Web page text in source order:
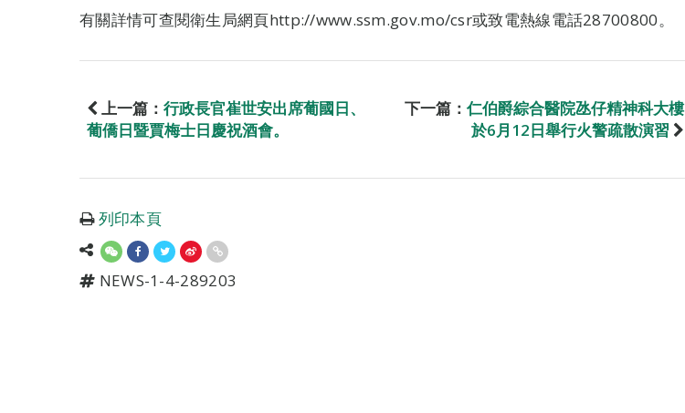
有關詳情可查閱衛生局網頁http://www.ssm.gov.mo/csr或致電熱線電話28700800。
上一篇： 行政長官崔世安出席葡國日、
葡僑日暨賈梅士日慶祝酒會。
下一篇：仁伯爵綜合醫院氹仔精神科大樓
於6月12日舉行火警疏散演習
列印本頁
NEWS-1-4-289203